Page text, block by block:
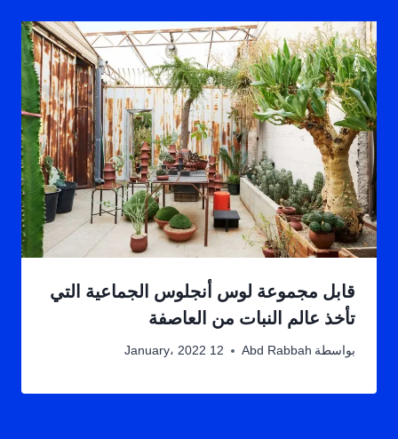
قابل مجموعة لوس أنجلوس الجماعية التي
تأخذ عالم النبات من العاصفة
بواسطة Abd Rabbah 12 January، 2022